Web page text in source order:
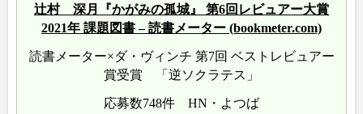
辻村 深月『かがみの孤城』 第6回レビュアー大賞
2021年 課題図書 – 読書メーター (bookmeter.com)
読書メーター×ダ・ヴィンチ 第7回 ベストレビュアー
賞受賞 「逆ソクラテス」
応募数748件 HN・よつば